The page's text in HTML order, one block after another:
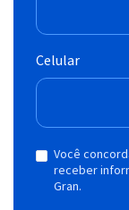
Celular
Você
receber
Gran.